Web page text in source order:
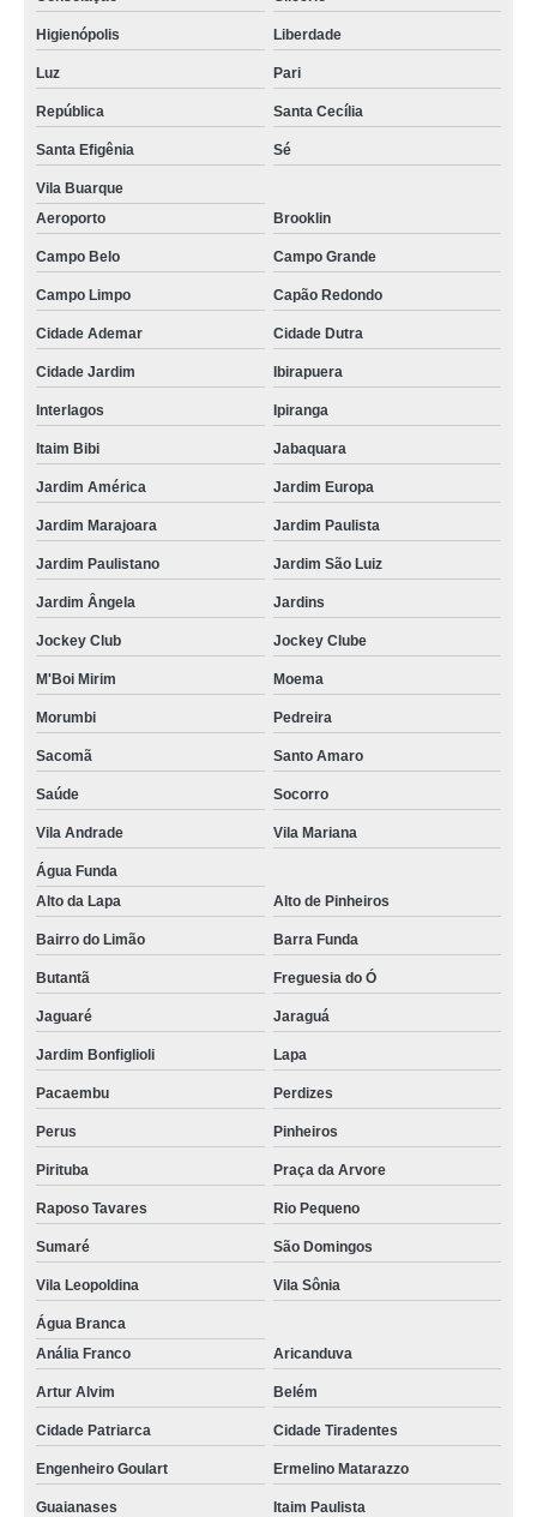
Higienópolis Liberdade
Luz Pari
República Santa Cecília
Santa Efigênia Sé
Vila Buarque
Aeroporto
Brooklin
Campo Belo Campo Grande
Campo Limpo Capão Redondo
Cidade Ademar Cidade Dutra
Cidade Jardim Ibirapuera
Interlagos Ipiranga
Itaim Bibi Jabaquara
Jardim América Jardim Europa
Jardim Marajoara Jardim Paulista
Jardim Paulistano Jardim São Luiz
Jardim Ângela Jardins
Jockey Club Jockey Clube
M'Boi Mirim Moema
Morumbi Pedreira
Sacomã Santo Amaro
Saúde Socorro
Vila Andrade Vila Mariana
Água Funda
Alto da Lapa
Alto de Pinheiros
Bairro do Limão Barra Funda
Butantã Freguesia do Ó
Jaguaré Jaraguá
Jardim Bonfiglioli Lapa
Pacaembu Perdizes
Perus Pinheiros
Pirituba Praça da Arvore
Raposo Tavares Rio Pequeno
Sumaré São Domingos
Vila Leopoldina Vila Sônia
Água Branca
Anália Franco
Aricanduva
Artur Alvim Belém
Cidade Patriarca Cidade Tiradentes
Engenheiro Goulart Ermelino Matarazzo
Guaianases Itaim Paulista